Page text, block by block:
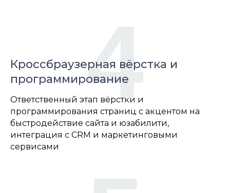
Кроссбраузерная вёрстка и
программирование
Ответственный этап вёрстки и
программирования страниц с акцентом на
быстродействие сайта и юзабилити,
интеграция с CRM и маркетинговыми
сервисами
4